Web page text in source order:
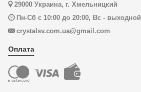
29000 Украина, г. Хмельницкий
Пн-Сб с 10:00 до 20:00, Вс - выходной
crystalsv.com.ua@gmail.com
Оплата